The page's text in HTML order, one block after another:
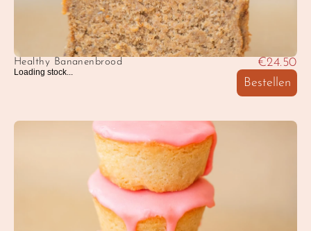
Healthy Bananenbrood
Loading stock...
€24.50
Bestellen